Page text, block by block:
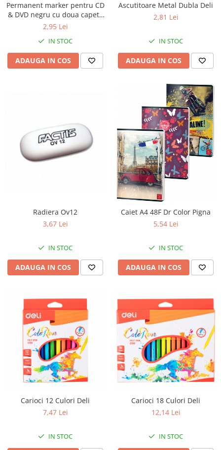
Perforatoare
Suporturi pentru accesorii
Tavite pentru Documente
Tusuri si tusiere
Europubele
Hartie igienica
Odorizante
Produse din hartie
Uz universal
Permanent marker pentru CD
& DVD negru cu doua capete
Centrum
2,95 Lei
IN STOC
ADAUGA IN COS
Ascutitoare Metal Dubla Deli
2,81 Lei
IN STOC
ADAUGA IN COS
Radiera Ov12
3,67 Lei
IN STOC
ADAUGA IN COS
Caiet A4 48F Dr Color Pigna
5,54 Lei
IN STOC
ADAUGA IN COS
Carioci 12 Culori Deli
7,47 Lei
IN STOC
Carioci 18 Culori Deli
12,14 Lei
IN STOC